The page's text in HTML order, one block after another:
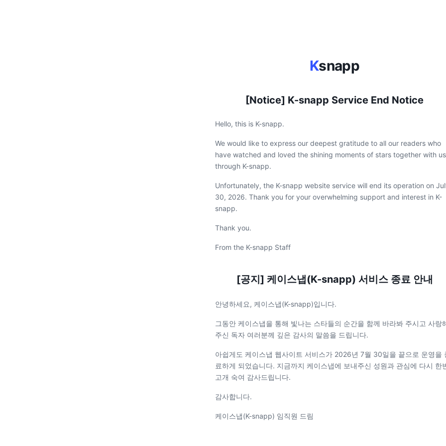
Ksnapp
[Notice] K-snapp Service End Notice
Hello, this is K-snapp.
We would like to express our deepest gratitude to all our readers who
have watched and loved the shining moments of stars together with us
through K-snapp.
Unfortunately, the K-snapp website service will end its operation on
30, 2026. Thank you for your overwhelming support and interest in K-
snapp.
Thank you.
From the K-snapp Staff
[공지] 케이스냅(K-snapp) 서비스 종료 안내
안녕하세요, 케이스냅(K-snapp)입니다.
그동안 케이스냅을 통해 빛나는 스타들의 순간을 함께 바라봐 주시고 사랑
주신 독자 여러분께 깊은 감사의 말씀을 드립니다.
아쉽게도 케이스냅 웹사이트 서비스가 2026년 7월 30일을 끝으로 운영을
료하게 되었습니다. 지금까지 케이스냅에 보내주신 성원과 관심에 다시 한
고개 숙여 감사드립니다.
감사합니다.
케이스냅(K-snapp) 임직원 드림